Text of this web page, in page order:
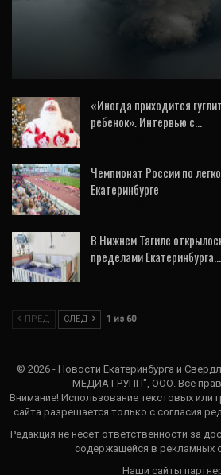
Синоптик объяснил
«Иногда приходится
ребенок». Интервью с…
Чемпионат России по
Екатеринбурге
В Нижнем Тагиле
пределами Екатеринбурга…
ПРЕД СЛЕД 1 из 60
© 2026 - Новости Екатеринбурга и
МЕДИА ГРУПП", ООО. Все
Внимание! Использование текстовых или
сайта разрешается только c согласия
Редакция не несет ответственности за
содержащейся в рекламных
Наши сайты